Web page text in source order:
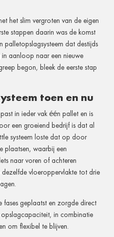
het slim vergroten van de eigen
stappen daarin was de komst
palletopslagsysteem dat destijds
in aanloop naar een nieuwe
begon, bleek de eerste stap
toen en nu
in ieder vak één pallet en is
een groeiend bedrijf is dat al
systeem loste dat op door
plaatsen, waarbij een
naar voren of achteren
vloeroppervlakte tot drie
fases geplaatst en zorgde direct
in combinatie
om flexibel te blijven.